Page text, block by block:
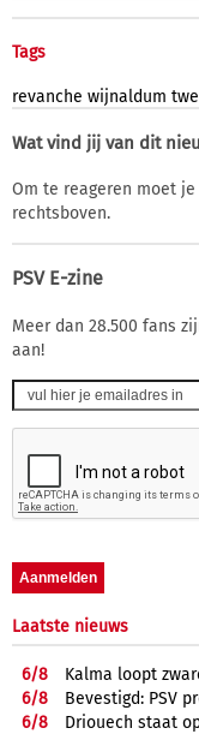
Tags
revanche wijnaldum
Wat vind jij van dit
Om te reageren moet
rechtsboven.
PSV E-zine
Meer dan 28.500 fans
aan!
Laatste nieuws
6/8
Kalma loopt
6/8
Bevestigd: PSV
6/8
Driouech staat